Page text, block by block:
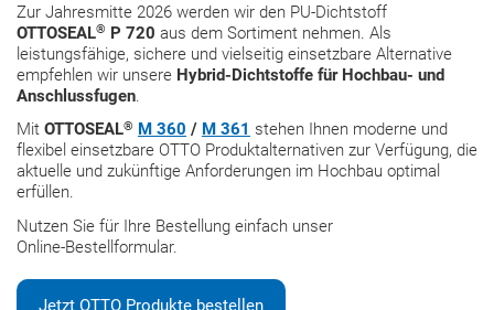
Zur Jahresmitte 2026 werden wir den PU‑Dichtstoff
OTTOSEAL® P 720 aus dem Sortiment nehmen. Als
leistungsfähige, sichere und vielseitig einsetzbare Alternative
empfehlen wir unsere Hybrid‑Dichtstoffe für Hochbau‑ und
Anschlussfugen
Mit OTTOSEAL® M 360 / M 361 stehen Ihnen moderne und
flexibel einsetzbare OTTO Produktalternativen zur Verfügung, die
aktuelle und zukünftige Anforderungen im Hochbau optimal
erfüllen.
Nutzen Sie für Ihre Bestellung einfach unser
Online‑Bestellformular.
Jetzt OTTO Produkte bestellen